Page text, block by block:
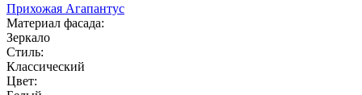
Прихожая Агапантус
Материал фасада:
Зеркало
Стиль:
Классический
Цвет: